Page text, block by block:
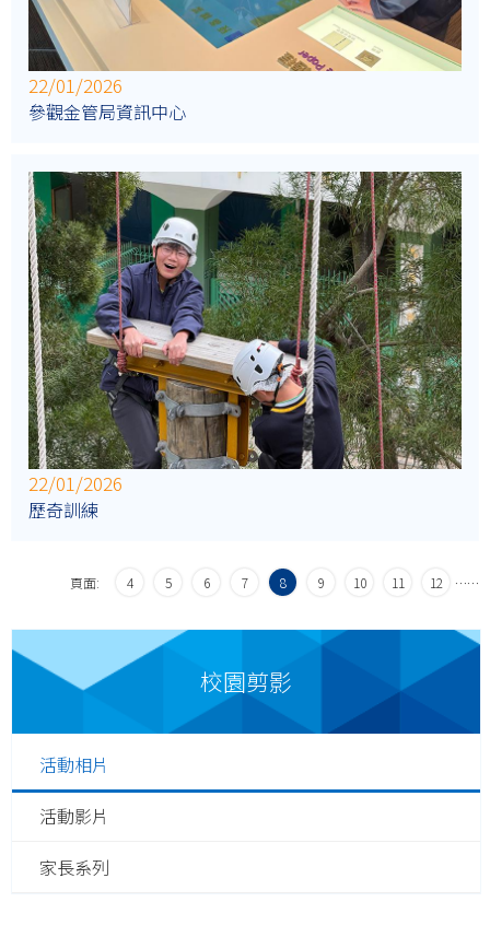
22/01/2026
參觀金管局資訊中心
22/01/2026
歷奇訓練
頁面: …
4 5 6 7 8 9 10 11 12 …
校園剪影
活動相片
活動影片
家長系列